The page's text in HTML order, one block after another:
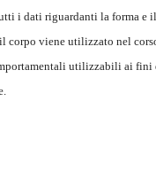
i dati riguardanti la forma e
viene utilizzato nel
utilizzabili ai fini